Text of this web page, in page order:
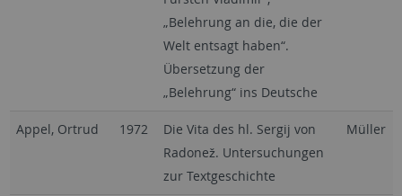
„Belehrung an die, die der
Welt entsagt haben“.
Übersetzung der
„Belehrung“ ins Deutsche
Appel, Ortrud 1972
Die Vita des hl. Sergij von
Radonež. Untersuchungen
zur Textgeschichte
Müller